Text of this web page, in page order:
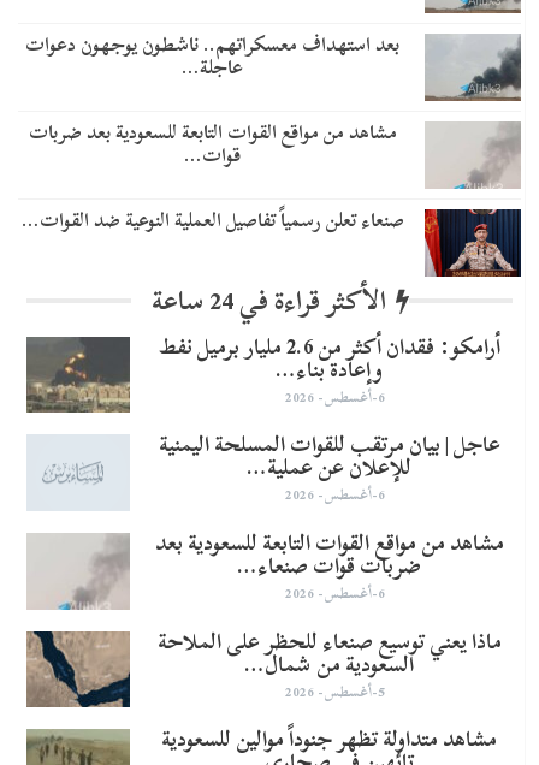
بعد استهداف معسكراتهم.. ناشطون يوجهون دعوات
عاجلة…
مشاهد من مواقع القوات التابعة للسعودية بعد ضربات
قوات…
صنعاء تعلن رسمياً تفاصيل العملية النوعية ضد القوات…
الأكثر قراءة في 24 ساعة
أرامكو: فقدان أكثر من 2.6 مليار برميل نفط
وإعادة بناء…
6-أغسطس- 2026
عاجل | بيان مرتقب للقوات المسلحة اليمنية
للإعلان عن عملية…
6-أغسطس- 2026
مشاهد من مواقع القوات التابعة للسعودية بعد
ضربات قوات صنعاء…
6-أغسطس- 2026
ماذا يعني توسيع صنعاء للحظر على الملاحة
السعودية من شمال…
5-أغسطس- 2026
مشاهد متداولة تظهر جنوداً موالين للسعودية